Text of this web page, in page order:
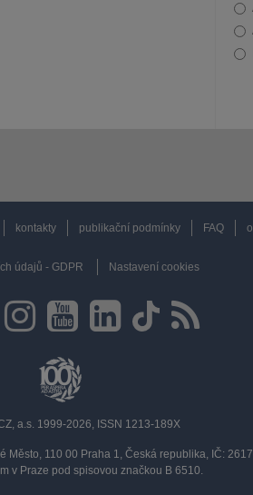
kontakty publikační podmínky FAQ
údajů - GDPR Nastavení cookies
a.s. 1999-2026, ISSN 1213-189X
Město, 110 00 Praha 1, Česká republika, IČ:
v Praze pod spisovou značkou B 6510.